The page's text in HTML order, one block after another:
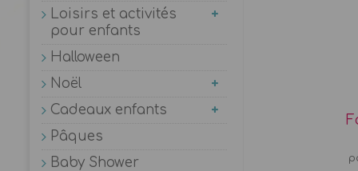
Loisirs et activités
pour enfants
Halloween
Noël
Cadeaux enfants
Pâques
Baby Shower